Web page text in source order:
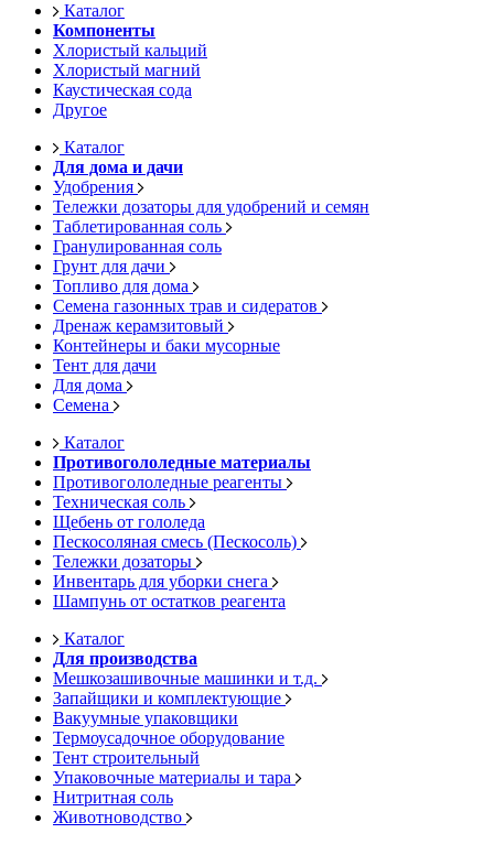
Каталог
Компоненты
Хлористый кальций
Хлористый магний
Каустическая сода
Другое
Каталог
Для дома и дачи
Удобрения
Тележки дозаторы для удобрений и семян
Таблетированная соль
Гранулированная соль
Грунт для дачи
Топливо для дома
Семена газонных трав и сидератов
Дренаж керамзитовый
Контейнеры и баки мусорные
Тент для дачи
Для дома
Семена
Каталог
Противогололедные материалы
Противогололедные реагенты
Техническая соль
Щебень от гололеда
Пескосоляная смесь (Пескосоль)
Тележки дозаторы
Инвентарь для уборки снега
Шампунь от остатков реагента
Каталог
Для производства
Мешкозашивочные машинки и т.д.
Запайщики и комплектующие
Вакуумные упаковщики
Термоусадочное оборудование
Тент строительный
Упаковочные материалы и тара
Нитритная соль
Животноводство